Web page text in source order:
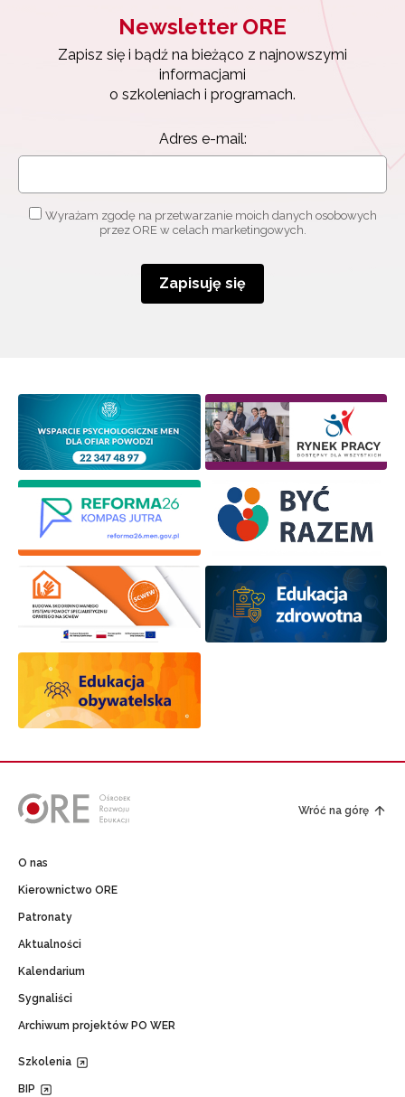
Newsletter ORE
Zapisz się i bądź na bieżąco z najnowszymi
informacjami
o szkoleniach i programach.
Adres e-mail:
Wyrażam zgodę na przetwarzanie moich danych osobowych
przez ORE w celach marketingowych.
Zapisuję się
Wróć na górę
O nas
Kierownictwo ORE
Patronaty
Aktualności
Kalendarium
Sygnaliści
Archiwum projektów PO WER
Szkolenia
BIP